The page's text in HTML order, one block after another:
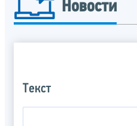
Новости
Текст